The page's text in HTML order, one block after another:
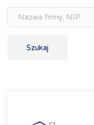
Szukaj